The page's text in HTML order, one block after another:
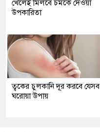
খেলেই মিলবে চমকে দেওয়া
উপকারিতা
ত্বকের চুলকানি দূর করবে যেসব
ঘরোয়া উপায়